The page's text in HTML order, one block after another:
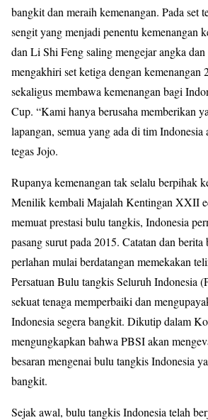
bangkit dan meraih kemenangan. Pada set
sengit yang menjadi penentu kemenangan
dan Li Shi Feng saling mengejar angka
mengakhiri set ketiga dengan kemenangan
sekaligus membawa kemenangan bagi
Cup. “Kami hanya berusaha memberikan
lapangan, semua yang ada di tim Indonesia
tegas Jojo.
Rupanya kemenangan tak selalu berpihak
Menilik kembali Majalah Kentingan XXII
memuat prestasi bulu tangkis, Indonesia
pasang surut pada 2015. Catatan dan
perlahan mulai berdatangan memekakan
Persatuan Bulu tangkis Seluruh Indonesia
sekuat tenaga memperbaiki dan
Indonesia segera bangkit. Dikutip dalam
mengungkapkan bahwa PBSI akan
besaran mengenai bulu tangkis Indonesia
bangkit.
Sejak awal, bulu tangkis Indonesia telah